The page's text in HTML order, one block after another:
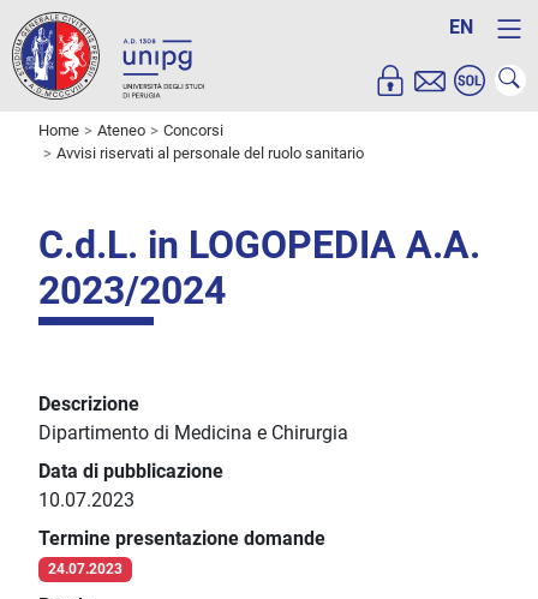
EN
Home Ateneo
Concorsi
Avvisi riservati al personale del ruolo sanitario
C.d.L. in LOGOPEDIA A.A.
2023/2024
Descrizione
Dipartimento di Medicina e Chirurgia
Data di pubblicazione
10.07.2023
Termine presentazione domande
24.07.2023